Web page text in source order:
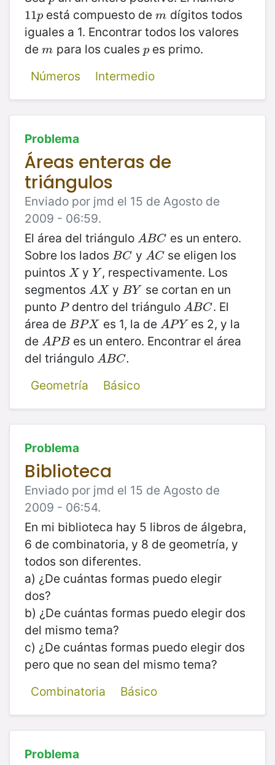
11p
11pestá compuesto de m
m dígitos todos
iguales a 1. Encontrar todos los valores
de m
m para los cuales p
pes primo.
Números
Intermedio
Problema
Áreas enteras de
triángulos
Enviado por jmd el 15 de Agosto de
2009 - 06:59.
El área del triángulo ABC
ABC
es un entero.
Sobre los lados BC
BC y AC
AC se eligen los
puintos X
X y Y
Y, respectivamente. Los
segmentos AX
AX y BY
BY se cortan en un
punto P
Pdentro del triángulo ABC
ABC . El
área de BPX
BPX es 1, la de APY
APY es 2, y la
de APB
APB es un entero. Encontrar el área
del triángulo ABC.
ABC.
Geometría
Básico
Problema
Biblioteca
Enviado por jmd el 15 de Agosto de
2009 - 06:54.
En mi biblioteca hay 5 libros de álgebra,
6 de combinatoria, y 8 de geometría, y
todos son diferentes.
a) ¿De cuántas formas puedo elegir
dos?
b) ¿De cuántas formas puedo elegir dos
del mismo tema?
c) ¿De cuántas formas puedo elegir dos
pero que no sean del mismo tema?
Combinatoria
Básico
Problema